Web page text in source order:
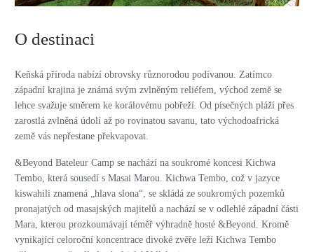
O destinaci
Keňská příroda nabízí obrovsky různorodou podívanou. Zatímco
západní krajina je známá svým zvlněným reliéfem, východ země se
lehce svažuje směrem ke korálovému pobřeží. Od písečných pláží přes
zarostlá zvlněná údolí až po rovinatou savanu, tato východoafrická
země vás nepřestane překvapovat.
&Beyond Bateleur Camp se nachází na soukromé koncesi Kichwa
Tembo, která sousedí s Masai Marou. Kichwa Tembo, což v jazyce
kiswahili znamená „hlava slona“, se skládá ze soukromých pozemků
pronajatých od masajských majitelů a nachází se v odlehlé západní části
Mara, kterou prozkoumávají téměř výhradně hosté &Beyond. Kromě
vynikající celoroční koncentrace divoké zvěře leží Kichwa Tembo